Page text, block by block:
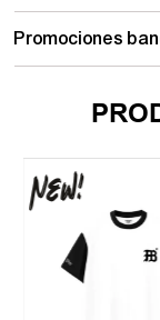
Promociones